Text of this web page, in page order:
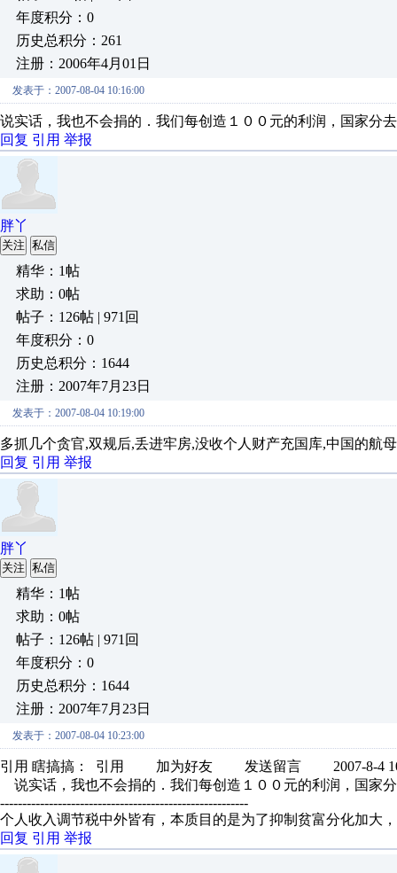
年度积分：0
历史总积分：261
注册：2006年4月01日
发表于：2007-08-04 10:16:00
说实话，我也不会捐的．我们每创造１００元的利润，国家分
回复 引用 举报
胖丫
关注 私信
精华：1帖
求助：0帖
帖子：126帖 | 971回
年度积分：0
历史总积分：1644
注册：2007年7月23日
发表于：2007-08-04 10:19:00
多抓几个贪官,双规后,丢进牢房,没收个人财产充国库,中国的航
回复 引用 举报
胖丫
关注 私信
精华：1帖
求助：0帖
帖子：126帖 | 971回
年度积分：0
历史总积分：1644
注册：2007年7月23日
发表于：2007-08-04 10:23:00
引用 瞎搞搞： 引用 加为好友 发送留言 2007-8-4
说实话，我也不会捐的．我们每创造１００元的利润，国家
--------------------------------------------------------
个人收入调节税中外皆有，本质目的是为了抑制贫富分化加大
回复 引用 举报